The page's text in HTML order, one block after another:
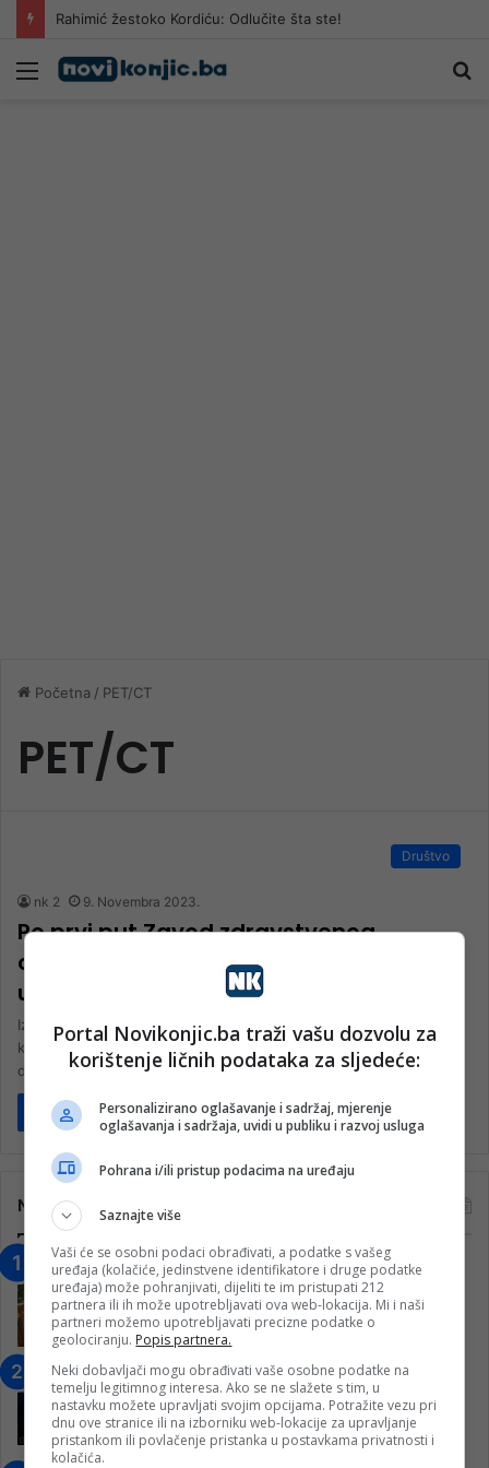
Rahimić žestoko Kordiću: Odlučite šta ste!
Meni
Početna / PET/CT
PET/CT
Društvo
nk 2 9. Novembra 2023.
Po prvi put Zavod zdravstvenog
osiguranja HNK troškove dijagnostičke
usluge PET/CT snosi u cijelosti
Izmjenama i dopunama Finansijskog plana Zavoda (Rebalans I), na
koji je Skupština HNK dala saglasnost, ZZO HNK izdvojio je
dodatna…
Pročitaj više
Najčitanije
“Obrazovanje gradi BiH-Jovan Divjak“
– Konjic je u posljednje 22 godine imao
25 ​​stipendista
15. Februara 2023.
Nogometaši Igmana iznenadili
Konjičanke cvijećem i besplatnim
ulazom na utakmicu
7. Marta 2025.
Portal Novikonjic.ba traži vašu dozvolu za
korištenje ličnih podataka za sljedeće:
Personalizirano oglašavanje i sadržaj, mjerenje
oglašavanja i sadržaja, uvidi u publiku i razvoj usluga
Pohrana i/ili pristup podacima na uređaju
Saznajte više
Vaši će se osobni podaci obrađivati, a podatke s vašeg
uređaja (kolačiće, jedinstvene identifikatore i druge podatke
uređaja) može pohranjivati, dijeliti te im pristupati 212
partnera ili ih može upotrebljavati ova web-lokacija. Mi i naši
partneri možemo upotrebljavati precizne podatke o
geolociranju. Popis partnera.
Neki dobavljači mogu obrađivati vaše osobne podatke na
temelju legitimnog interesa. Ako se ne slažete s tim, u
nastavku možete upravljati svojim opcijama. Potražite vezu pri
dnu ove stranice ili na izborniku web-lokacije za upravljanje
pristankom ili povlačenje pristanka u postavkama privatnosti i
kolačića.